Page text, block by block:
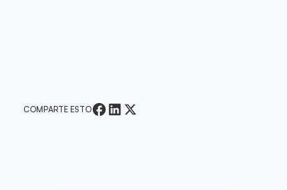
COMPARTE ESTO